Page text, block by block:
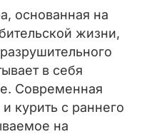
основанная на
жизни,
в себя
Современная
курить с раннего
на